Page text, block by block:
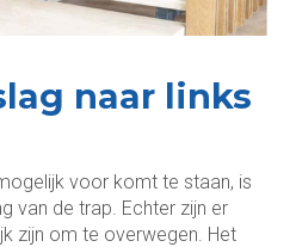
naar links
voor komt te staan, is
van de trap. Echter zijn er
zijn om te overwegen. Het